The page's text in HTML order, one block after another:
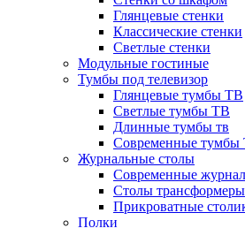
Глянцевые стенки
Классические стенки
Светлые стенки
Модульные гостиные
Тумбы под телевизор
Глянцевые тумбы ТВ
Светлые тумбы ТВ
Длинные тумбы тв
Современные тумбы
Журнальные столы
Современные
Столы трансформеры
Прикроватные
Полки